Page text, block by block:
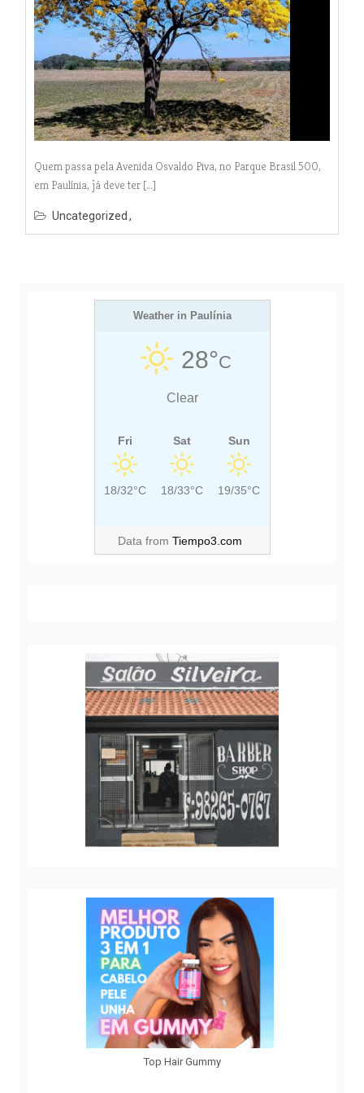
Quem passa pela Avenida Osvaldo Piva, no Parque Brasil 500,
em Paulínia, já deve ter […]
Uncategorized
Weather in Paulínia
28°C
Clear
Fri
18/32°C
Sat
18/33°C
Sun
19/35°C
Data from Tiempo3.com
Top Hair Gummy